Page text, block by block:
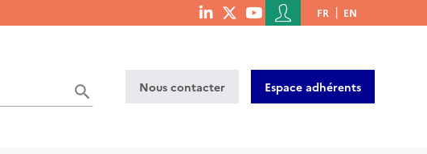
menu
Menu
du
de
l'utilisateur
FR EN
Nous contacter Espace adhérents